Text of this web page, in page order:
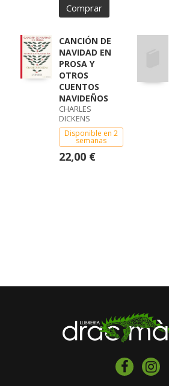
Comprar
CANCIÓN DE
NAVIDAD EN
PROSA Y
OTROS
CUENTOS
NAVIDEÑOS
CHARLES
DICKENS
Disponible en 2
semanas
22,00 €